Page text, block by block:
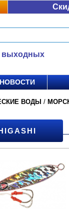
выходных
НОВОСТИ
ВОДЫ /